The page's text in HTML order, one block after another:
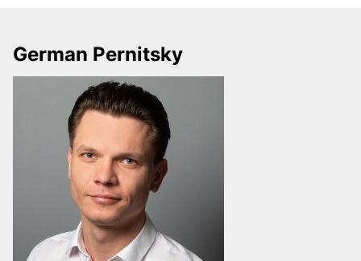
German Pernitsky